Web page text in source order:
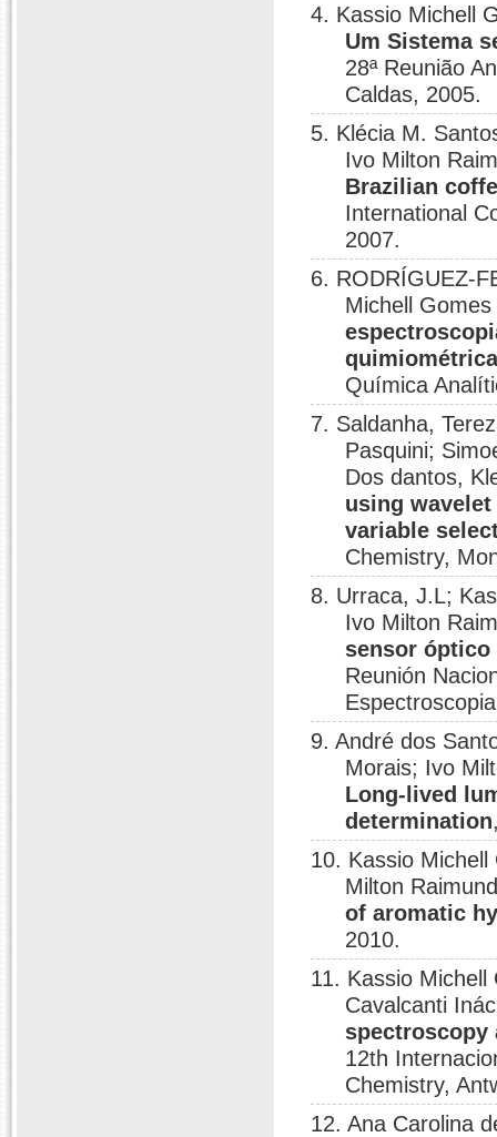
4. Kassio Michell
Um Sistema
28ª Reunião
Caldas, 2005.
5. Klécia M.
Ivo Milton
Brazilian
International
2007.
6. RODRÍGUEZ-
Michell
Química
7. Saldanha,
Pasquini;
Dos dantos,
using
variable
Chemistry,
8. Urraca, J.L;
Ivo Milton
sensor óptico
Reunión
9. André dos
Morais; Ivo
Long-lived
determination
10. Kassio
Milton
of aromatic
2010.
11. Kassio
Cavalcanti
spectroscopy
12th
Chemistry,
12. Ana Carolina